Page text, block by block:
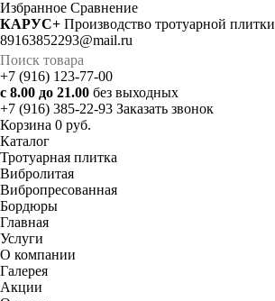
Избранное Cравнение
КАРУС+ Производство тротуарной плитки
89163852293@mail.ru
+7 (916) 123-77-00
с 8.00 до 21.00 без выходных
+7 (916) 385-22-93 Заказать звонок
Корзина 0 руб.
Каталог
Тротуарная плитка
Вибролитая
Вибропресованная
Бордюры
Главная
Услуги
О компании
Галерея
Акции